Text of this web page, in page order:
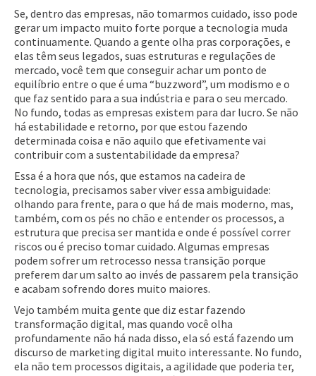
Se, dentro das empresas, não tomarmos cuidado, isso pode
gerar um impacto muito forte porque a tecnologia muda
continuamente. Quando a gente olha pras corporações, e
elas têm seus legados, suas estruturas e regulações de
mercado, você tem que conseguir achar um ponto de
equilíbrio entre o que é uma “buzzword”, um modismo e o
que faz sentido para a sua indústria e para o seu mercado.
No fundo, todas as empresas existem para dar lucro. Se não
há estabilidade e retorno, por que estou fazendo
determinada coisa e não aquilo que efetivamente vai
contribuir com a sustentabilidade da empresa?
Essa é a hora que nós, que estamos na cadeira de
tecnologia, precisamos saber viver essa ambiguidade:
olhando para frente, para o que há de mais moderno, mas,
também, com os pés no chão e entender os processos, a
estrutura que precisa ser mantida e onde é possível correr
riscos ou é preciso tomar cuidado. Algumas empresas
podem sofrer um retrocesso nessa transição porque
preferem dar um salto ao invés de passarem pela transição
e acabam sofrendo dores muito maiores.
Vejo também muita gente que diz estar fazendo
transformação digital, mas quando você olha
profundamente não há nada disso, ela só está fazendo um
discurso de marketing digital muito interessante. No fundo,
ela não tem processos digitais, a agilidade que poderia ter,